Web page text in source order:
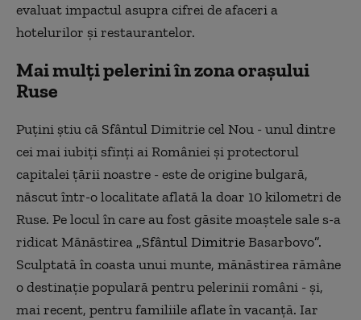
evaluat impactul asupra cifrei de afaceri a
hotelurilor și restaurantelor.
Mai mulți pelerini în zona orașului
Ruse
Puțini știu că Sfântul Dimitrie cel Nou - unul dintre
cei mai iubiți sfinți ai României și protectorul
capitalei țării noastre - este de origine bulgară,
născut într-o localitate aflată la doar 10 kilometri de
Ruse. Pe locul în care au fost găsite moaștele sale s-a
ridicat Mănăstirea „Sfântul DimitrieBasarbovo”.
Sculptată în coasta unui munte, mănăstirea rămâne
o destinație populară pentru pelerinii români - și,
mai recent, pentru familiile aflate în vacanță. Iar